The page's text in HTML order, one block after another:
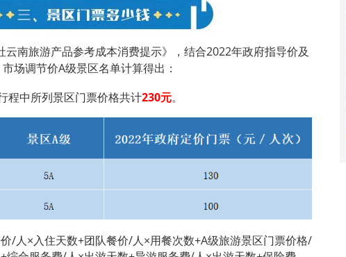
南旅游产品参考成本消费提示》，结合2022年政府指导价及
市场调节价A级景区名单计算得出：
程中所列景区门票价格共计230元。
/人×入住天数+团队餐价/人×用餐次数+A级旅游景区门票价格/